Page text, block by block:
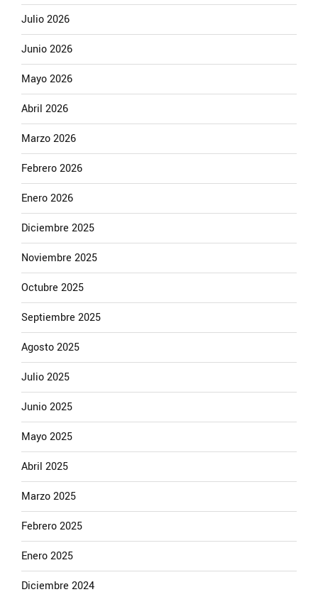
Julio 2026
Junio 2026
Mayo 2026
Abril 2026
Marzo 2026
Febrero 2026
Enero 2026
Diciembre 2025
Noviembre 2025
Octubre 2025
Septiembre 2025
Agosto 2025
Julio 2025
Junio 2025
Mayo 2025
Abril 2025
Marzo 2025
Febrero 2025
Enero 2025
Diciembre 2024